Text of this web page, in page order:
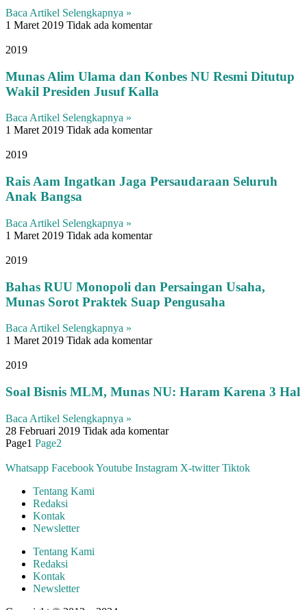
Baca Artikel Selengkapnya »
1 Maret 2019 Tidak ada komentar
2019
Munas Alim Ulama dan Konbes NU Resmi Ditutup
Wakil Presiden Jusuf Kalla
Baca Artikel Selengkapnya »
1 Maret 2019 Tidak ada komentar
2019
Rais Aam Ingatkan Jaga Persaudaraan Seluruh
Anak Bangsa
Baca Artikel Selengkapnya »
1 Maret 2019 Tidak ada komentar
2019
Bahas RUU Monopoli dan Persaingan Usaha,
Munas Sorot Praktek Suap Pengusaha
Baca Artikel Selengkapnya »
1 Maret 2019 Tidak ada komentar
2019
Soal Bisnis MLM, Munas NU: Haram Karena 3 Hal
Baca Artikel Selengkapnya »
28 Februari 2019 Tidak ada komentar
Page1 Page2
Whatsapp FacebookYoutube Instagram X-twitter Tiktok
Tentang Kami
Redaksi
Kontak
Newsletter
Tentang Kami
Redaksi
Kontak
Newsletter